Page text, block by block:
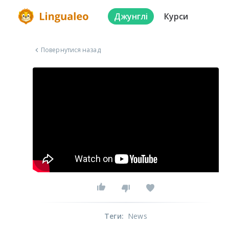
Джунглі Курси
Повернутися назад
Теги: News